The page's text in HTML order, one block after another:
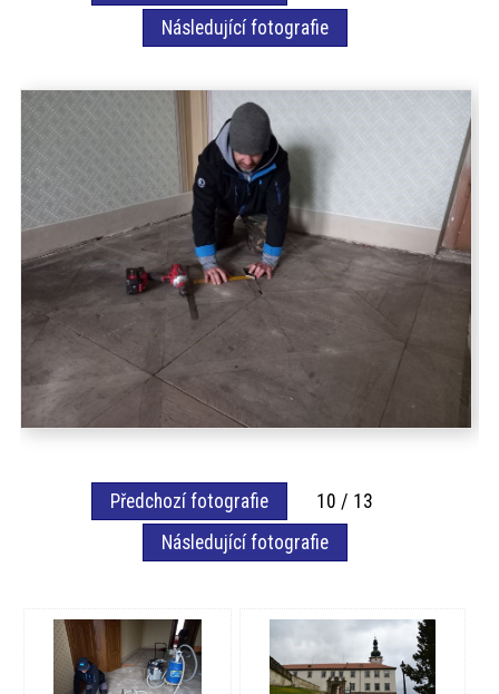
Kontakt
Následující fotografie
Předchozí fotografie
10 / 13
Následující fotografie